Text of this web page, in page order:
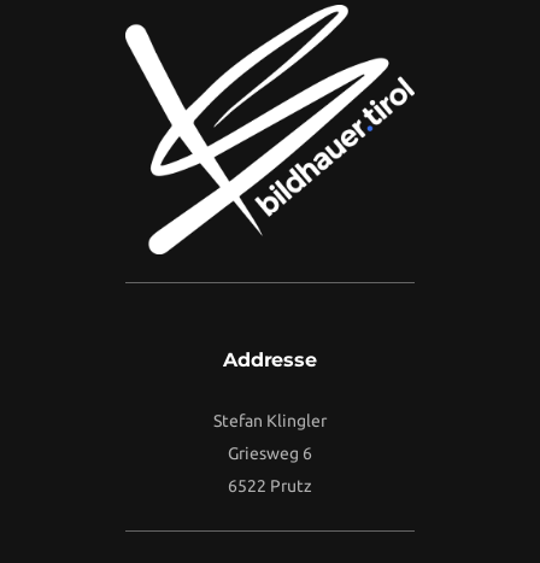
Addresse
Stefan Klingler
Griesweg 6
6522 Prutz